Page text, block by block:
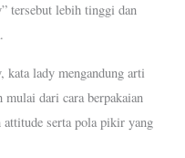
tersebut lebih tinggi dan
lady mengandung arti
mulai dari cara berpakaian
attitude serta pola pikir yang